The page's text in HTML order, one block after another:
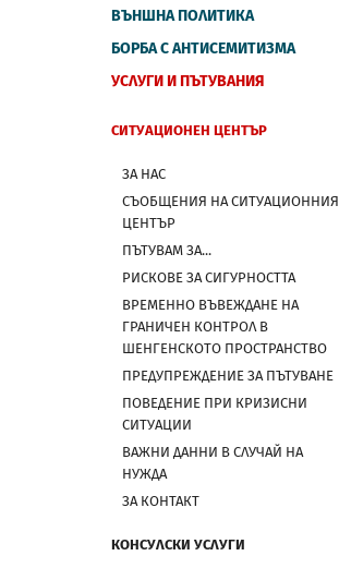
ВЪНШНА ПОЛИТИКА
БОРБА С АНТИСЕМИТИЗМА
УСЛУГИ И ПЪТУВАНИЯ
СИТУАЦИОНЕН ЦЕНТЪР
ЗА НАС
СЪОБЩЕНИЯ НА СИТУАЦИОННИЯ
ЦЕНТЪР
ПЪТУВАМ ЗА...
РИСКОВЕ ЗА СИГУРНОСТТА
ВРЕМЕННО ВЪВЕЖДАНЕ НА
ГРАНИЧЕН КОНТРОЛ В
ШЕНГЕНСКОТО ПРОСТРАНСТВО
ПРЕДУПРЕЖДЕНИЕ ЗА ПЪТУВАНЕ
ПОВЕДЕНИЕ ПРИ КРИЗИСНИ
СИТУАЦИИ
ВАЖНИ ДАННИ В СЛУЧАЙ НА
НУЖДА
ЗА КОНТАКТ
КОНСУЛСКИ УСЛУГИ